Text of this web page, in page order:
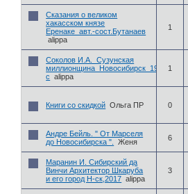
Сказания о великом
хакасском князе
Еренаке_авт.-сост.Бутанаев
alippa
1
Соколов И.А._Сузунская
миллионщина_Новосибирск_1986_240
с
alippa
1
Книги со скидкой Ольга ПР 0
Андре Бейль. " От Марселя
до Новосибирска ".
Женя 6
Маранин И. Сибирский да
Винчи Архитектор Шкаруба
и его город Н-ск,2017 alippa
3